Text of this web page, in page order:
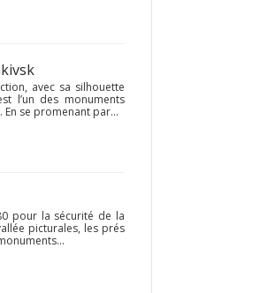
avec sa silhouette
l’un des monuments
se promenant par...
pour la sécurité de la
picturales, les prés